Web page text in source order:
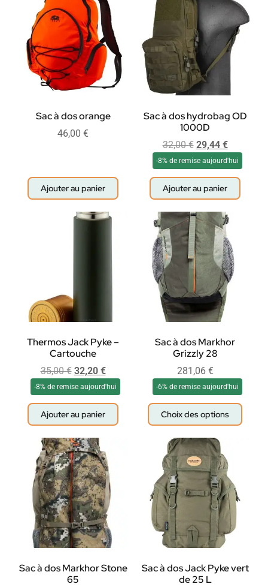
Sac à dos orange
46,00 €
Ajouter au panier
Sac à dos hydrobag OD
1000D
32,00€ 29,44 €
-8% de remise aujourd'hui
Ajouter au panier
Thermos Jack Pyke –
Cartouche
35,00€ 32,20 €
-8% de remise aujourd'hui
Ajouter au panier
Sac à dos Markhor
Grizzly 28
281,06 €
-6% de remise aujourd'hui
Choix des options
Sac à dos Markhor Stone
65
Sac à dos Jack Pyke vert
de 25 L